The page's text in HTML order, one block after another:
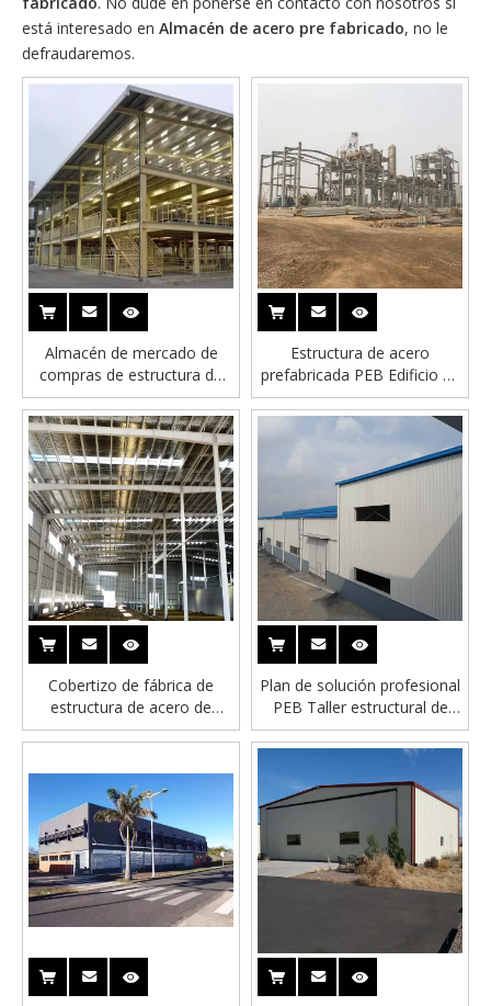
está interesado en Almacén de acero pre fabricado, no le
defraudaremos.
Almacén de mercado de
compras de estructura de
acero prefabricado
Estructura de acero
prefabricada PEB Edificio de
plantas químicas
Cobertizo de fábrica de
estructura de acero de
acero de alta calidad
Plan de solución profesional
PEB Taller estructural de
acero prefabricado